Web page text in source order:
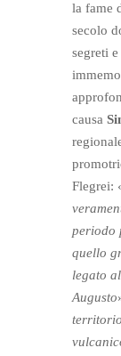
la fame
secolo
segreti
causa
Flegrei:
periodo
quello
legato
Augusto